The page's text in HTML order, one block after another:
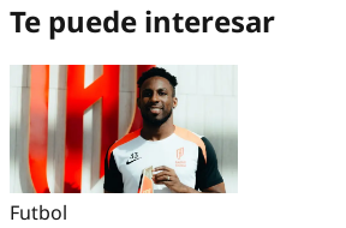
Te puede interesar
Futbol